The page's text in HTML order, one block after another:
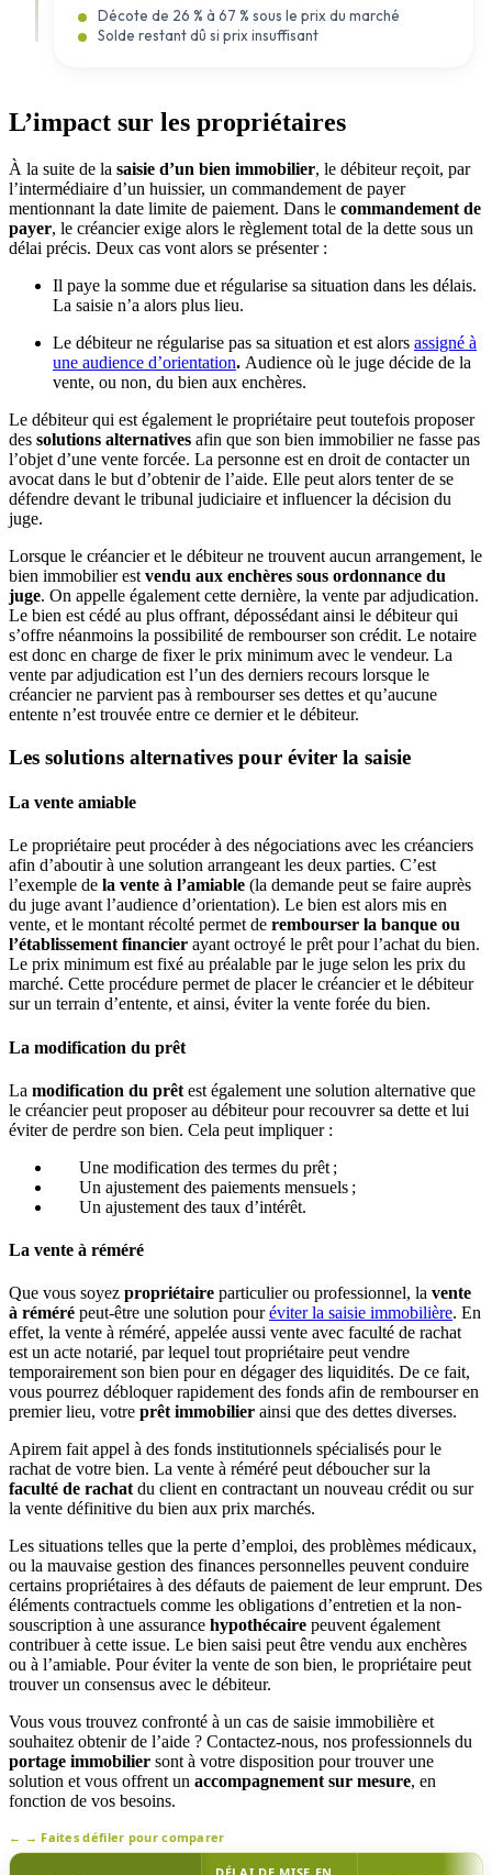
Décote de 26 % à 67 % sous le prix du marché
Solde restant dû si prix insuffisant
L’impact sur les propriétaires
À la suite de la saisie d’un bien immobilier, le débiteur reçoit, par
l’intermédiaire d’un huissier, un commandement de payer
mentionnant la date limite de paiement. Dans le commandement de
payer, le créancier exige alors le règlement total de la dette sous un
délai précis. Deux cas vont alors se présenter :
Il paye la somme due et régularise sa situation dans les délais.
La saisie n’a alors plus lieu.
Le débiteur ne régularise pas sa situation et est alors assigné à
une audience d’orientation. Audience où le juge décide de la
vente, ou non, du bien aux enchères.
Le débiteur qui est également le propriétaire peut toutefois proposer
des solutions alternatives afin que son bien immobilier ne fasse pas
l’objet d’une vente forcée. La personne est en droit de contacter un
avocat dans le but d’obtenir de l’aide. Elle peut alors tenter de se
défendre devant le tribunal judiciaire et influencer la décision du
juge.
Lorsque le créancier et le débiteur ne trouvent aucun arrangement, le
bien immobilier est vendu aux enchères sous ordonnance du
juge. On appelle également cette dernière, la vente par adjudication.
Le bien est cédé au plus offrant, dépossédant ainsi le débiteur qui
s’offre néanmoins la possibilité de rembourser son crédit. Le notaire
est donc en charge de fixer le prix minimum avec le vendeur. La
vente par adjudication est l’un des derniers recours lorsque le
créancier ne parvient pas à rembourser ses dettes et qu’aucune
entente n’est trouvée entre ce dernier et le débiteur.
Les solutions alternatives pour éviter la saisie
La vente amiable
Le propriétaire peut procéder à des négociations avec les créanciers
afin d’aboutir à une solution arrangeant les deux parties. C’est
l’exemple de la vente à l’amiable (la demande peut se faire auprès
du juge avant l’audience d’orientation). Le bien est alors mis en
vente, et le montant récolté permet de rembourser la banque ou
l’établissement financier ayant octroyé le prêt pour l’achat du bien.
Le prix minimum est fixé au préalable par le juge selon les prix du
marché. Cette procédure permet de placer le créancier et le débiteur
sur un terrain d’entente, et ainsi, éviter la vente forée du bien.
La modification du prêt
La modification du prêt est également une solution alternative que
le créancier peut proposer au débiteur pour recouvrer sa dette et lui
éviter de perdre son bien. Cela peut impliquer :
Une modification des termes du prêt ;
Un ajustement des paiements mensuels ;
Un ajustement des taux d’intérêt.
La vente à réméré
Que vous soyez propriétaire particulier ou professionnel, la vente
à réméré peut-être une solution pouréviter la saisie immobilière. En
effet, la vente à réméré, appelée aussi vente avec faculté de rachat
est un acte notarié, par lequel tout propriétaire peut vendre
temporairement son bien pour en dégager des liquidités. De ce fait,
vous pourrez débloquer rapidement des fonds afin de rembourser en
premier lieu, votre prêt immobilier ainsi que des dettes diverses.
Apirem fait appel à des fonds institutionnels spécialisés pour le
rachat de votre bien. La vente à réméré peut déboucher sur la
faculté de rachat du client en contractant un nouveau crédit ou sur
la vente définitive du bien aux prix marchés.
Les situations telles que la perte d’emploi, des problèmes médicaux,
ou la mauvaise gestion des finances personnelles peuvent conduire
certains propriétaires à des défauts de paiement de leur emprunt. Des
éléments contractuels comme les obligations d’entretien et la non-
souscription à une assurance hypothécaire peuvent également
contribuer à cette issue. Le bien saisi peut être vendu aux enchères
ou à l’amiable. Pour éviter la vente de son bien, le propriétaire peut
trouver un consensus avec le débiteur.
Vous vous trouvez confronté à un cas de saisie immobilière et
souhaitez obtenir de l’aide ? Contactez-nous, nos professionnels du
portage immobilier sont à votre disposition pour trouver une
solution et vous offrent un accompagnement sur mesure, en
fonction de vos besoins.
Faites défiler pour comparer